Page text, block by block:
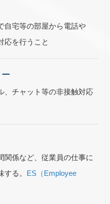
自宅等の部屋から電話や
応を行うこと
、チャット等の非接触対応
関係など、従業員の仕事に
る。 ES（Employee